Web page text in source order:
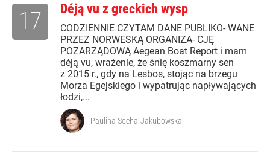
Déją vu z greckich wysp
CODZIENNIE CZYTAM DANE PUBLIKO- WANE
PRZEZ NORWESKĄ ORGANIZA- CJĘ
POZARZĄDOWĄ Aegean Boat Report i mam
déją vu, wrażenie, że śnię koszmarny sen
z 2015 r., gdy na Lesbos, stojąc na brzegu
Morza Egejskiego i wypatrując napływających
łodzi,...
17
Paulina Socha-Jakubowska